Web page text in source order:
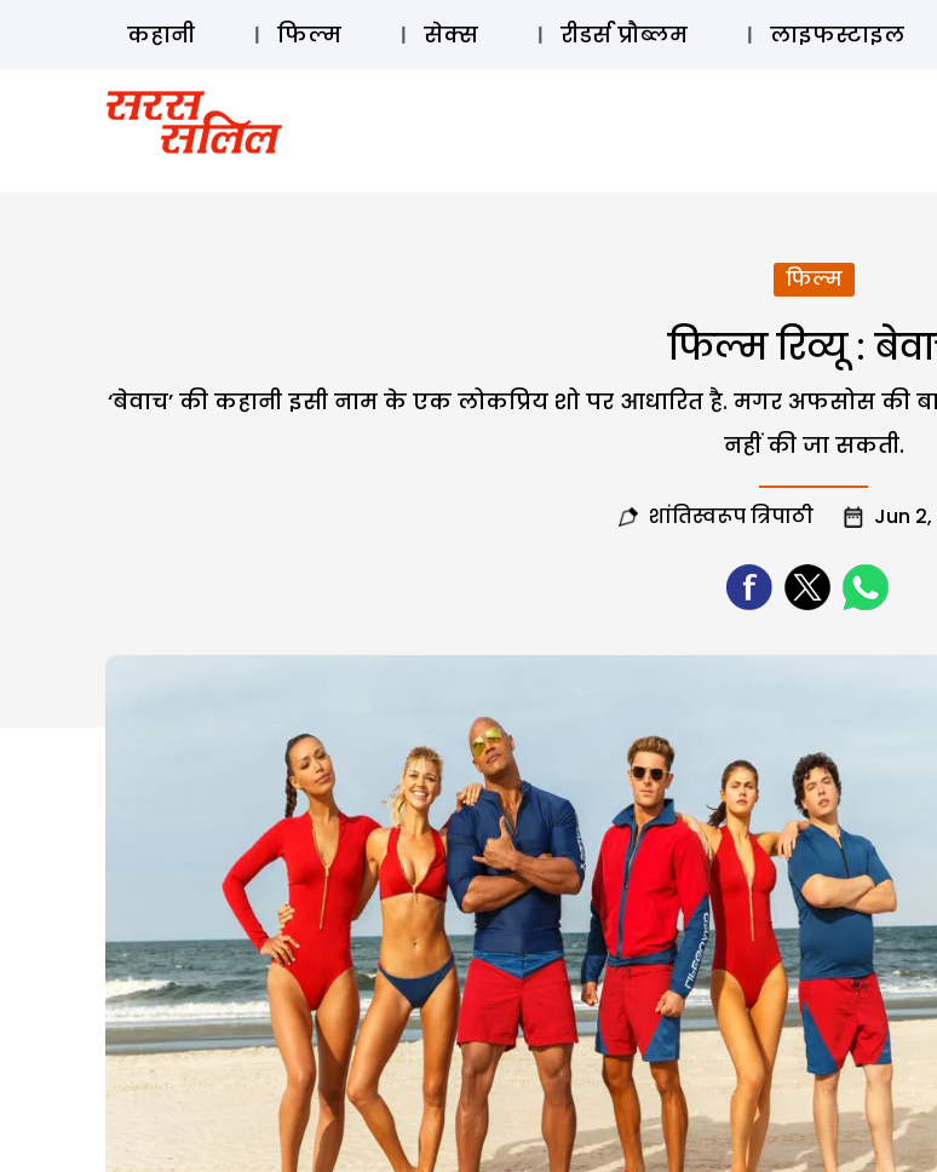
कहानी फिल्म सेक्स रीडर्स प्रौब्लम लाइफस्टाइल
फिल्म
फिल्म रिव्यू :
‘बेवाच’ की कहानी इसी नाम के एक लोकप्रिय शो पर आधारित है. मगर अफसोस की
नहीं की जा सकती.
शांतिस्वरूप त्रिपाठी Jun 2,